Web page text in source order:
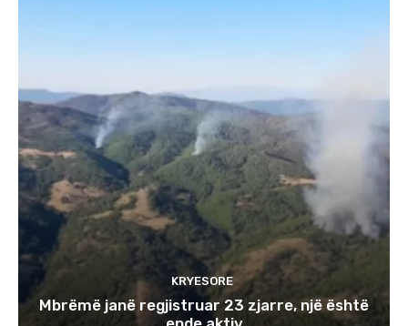
KRYESORE
Mbrëmë janë regjistruar 23 zjarre, një është